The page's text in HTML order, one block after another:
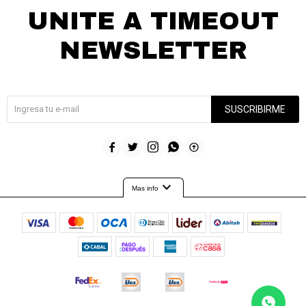
UNITE A TIMEOUT
NEWSLETTER
SUSCRIBIRME
    
Mas infoexpand_more